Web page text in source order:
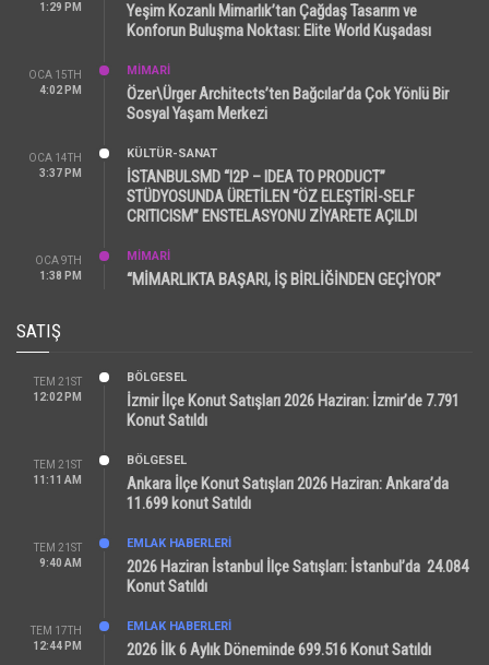
1:29 PM
Yeşim Kozanlı Mimarlık’tan Çağdaş Tasarım ve
Konforun Buluşma Noktası: Elite World Kuşadası
OCA 15TH
4:02 PM
MİMARİ
Özer\Ürger Architects’ten Bağcılar’da Çok Yönlü Bir
Sosyal Yaşam Merkezi
OCA 14TH
3:37 PM
KÜLTÜR-SANAT
İSTANBULSMD “I2P – IDEA TO PRODUCT”
STÜDYOSUNDA ÜRETİLEN “ÖZ ELEŞTİRİ-SELF
CRITICISM” ENSTELASYONU ZİYARETE AÇILDI
OCA 9TH
1:38 PM
MİMARİ
“MİMARLIKTA BAŞARI, İŞ BİRLİĞİNDEN GEÇİYOR”
SATIŞ
TEM 21ST
12:02 PM
BÖLGESEL
İzmir İlçe Konut Satışları 2026 Haziran: İzmir’de 7.791
Konut Satıldı
TEM 21ST
11:11 AM
BÖLGESEL
Ankara İlçe Konut Satışları 2026 Haziran: Ankara’da
11.699 konut Satıldı
TEM 21ST
9:40 AM
EMLAK HABERLERI
2026 Haziran İstanbul İlçe Satışları: İstanbul’da 24.084
Konut Satıldı
TEM 17TH
12:44 PM
EMLAK HABERLERI
2026 İlk 6 Aylık Döneminde 699.516 Konut Satıldı